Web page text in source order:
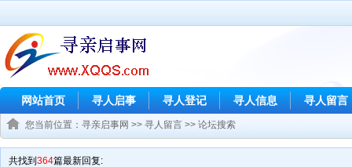
网站首页 寻人启事 寻人登记 寻人信息 寻人留言
您当前位置： 寻亲启事网 >> 寻人留言 >> 论坛搜索
共找到 364篇最新回复: